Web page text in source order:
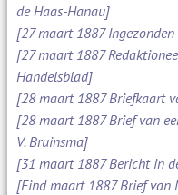
de Haas-Hanau]
[27 maart 1887
[27 maart 1887
Handelsblad]
[28 maart 1887 Briefkaart
[28 maart 1887 Brief van
V. Bruinsma]
[31 maart 1887 Bericht in
[Eind maart 1887 Brief van